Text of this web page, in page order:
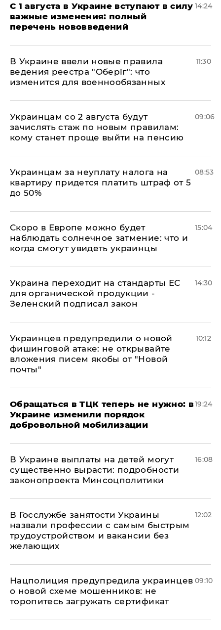
С 1 августа в Украине вступают в силу
важные изменения: полный
перечень нововведений
14:24
В Украине ввели новые правила
ведения реестра "Оберіг": что
изменится для военнообязанных
11:30
Украинцам со 2 августа будут
зачислять стаж по новым правилам:
кому станет проще выйти на пенсию
09:06
Украинцам за неуплату налога на
квартиру придется платить штраф от 5
до 50%
08:53
Скоро в Европе можно будет
наблюдать солнечное затмение: что и
когда смогут увидеть украинцы
15:04
Украина переходит на стандарты ЕС
для органической продукции -
Зеленский подписал закон
14:30
Украинцев предупредили о новой
фишинговой атаке: не открывайте
вложения писем якобы от "Новой
почты"
10:12
Обращаться в ТЦК теперь не нужно: в
Украине изменили порядок
добровольной мобилизации
19:24
В Украине выплаты на детей могут
существенно вырасти: подробности
законопроекта Минсоцполитики
16:08
В Госслужбе занятости Украины
назвали профессии с самым быстрым
трудоустройством и вакансии без
желающих
12:02
Нацполиция предупредила украинцев
о новой схеме мошенников: не
торопитесь загружать сертификат
09:10